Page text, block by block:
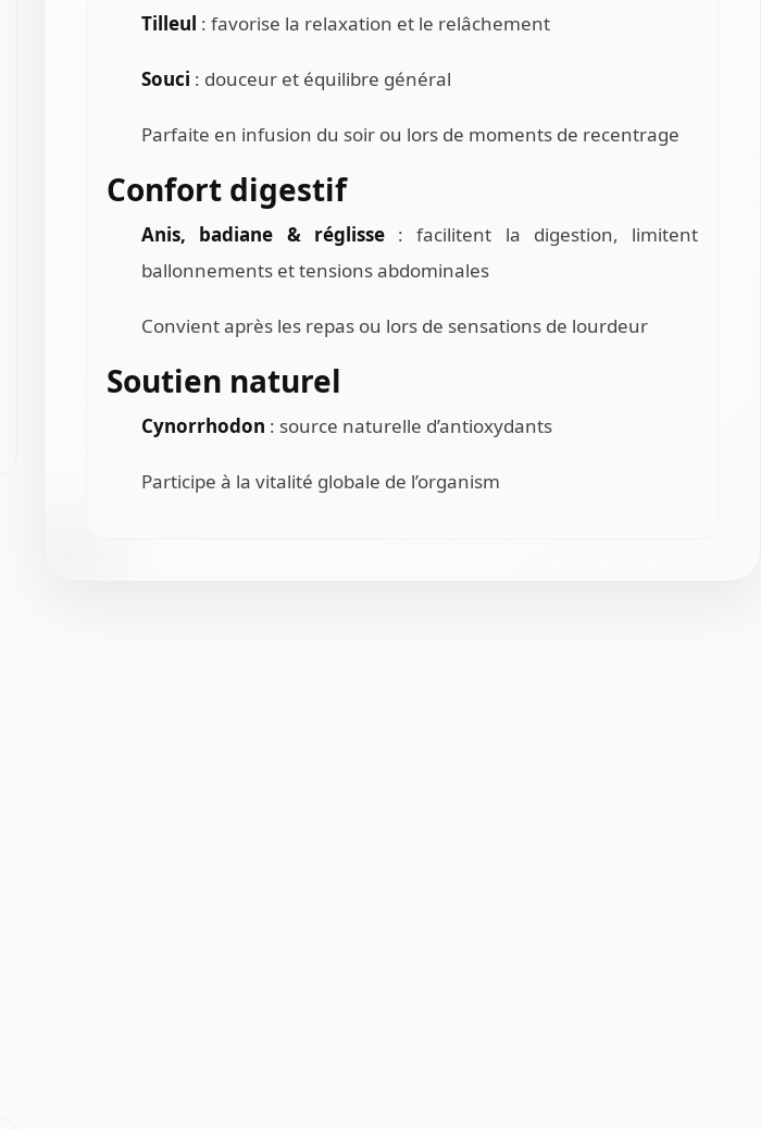
Tilleul : favorise la relaxation et le relâchement
Souci : douceur et équilibre général
Parfaite en infusion du soir ou lors de moments de recentrage
Confort digestif
Anis, badiane & réglisse: facilitent la digestion, limitent
ballonnements et tensions abdominales
Convient après les repas ou lors de sensations de lourdeur
Soutien naturel
Cynorrhodon : source naturelle d’antioxydants
Participe à la vitalité globale de l’organism